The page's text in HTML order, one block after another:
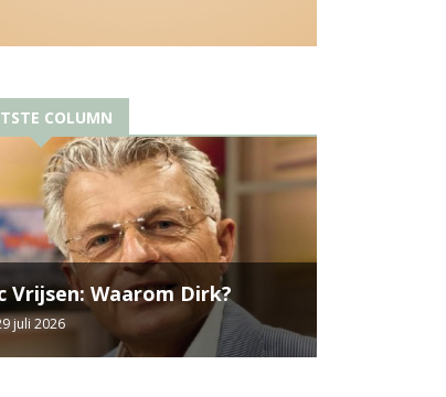
COLUMN
Vrijsen: Waarom Dirk?
juli 2026